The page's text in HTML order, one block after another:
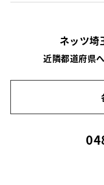
ネッツ埼
近隣都道府県